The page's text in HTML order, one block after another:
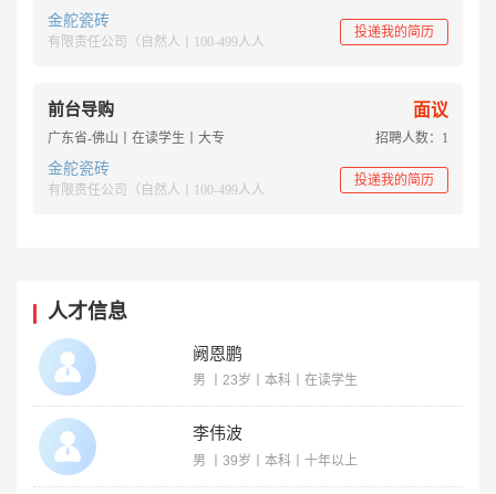
金舵瓷砖
有限责任公司（自然人丨100-499人人
投递我的简历
前台导购 面议
广东省-佛山丨在读学生丨大专 招聘人数：1
金舵瓷砖
有限责任公司（自然人丨100-499人人
投递我的简历
人才信息
阙恩鹏
男 丨23岁丨本科丨在读学生
李伟波
男 丨39岁丨本科丨十年以上